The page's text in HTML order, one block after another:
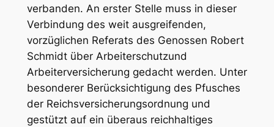
verbanden. An erster Stelle muss in dieser
Verbindung des weit ausgreifenden,
vorzüglichen Referats des Genossen Robert
Schmidtüber Arbeiterschutzund
Arbeiterversicherung gedacht werden. Unter
besonderer Berücksichtigung des Pfusches
der Reichsversicherungsordnung und
gestützt auf ein überaus reichhaltiges